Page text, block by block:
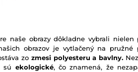
naše obrazy dôkladne vybrali nielen
obrazov je vytlačený na pružné
zo zmesi polyesteru a bavlny.
sú ekologické, čo znamená, že